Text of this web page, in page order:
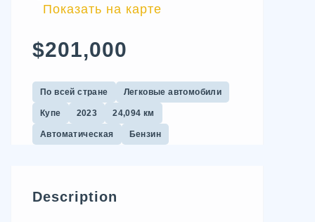
Показать на карте
$201,000
По всей стране Легковые автомобили
Купе 2023 24,094 км
Автоматическая Бензин
Description